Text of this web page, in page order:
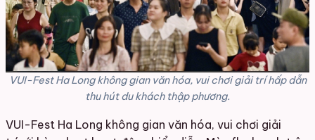
VUI-Fest Ha Long không gian văn hóa, vui chơi giải trí hấp dẫn
thu hút du khách thập phương.
VUI-Fest Ha Long không gian văn hóa, vui chơi giải